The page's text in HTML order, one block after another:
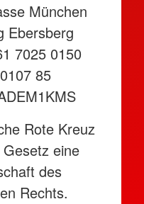
München
Ebersberg
7025 0150
85
Rote Kreuz
eine
des
Rechts.